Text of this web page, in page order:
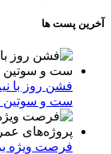
آخرین پست ها
فشن روز با
ست و سوتین
فرصت ویژه